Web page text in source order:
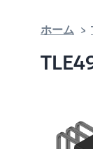
ホーム